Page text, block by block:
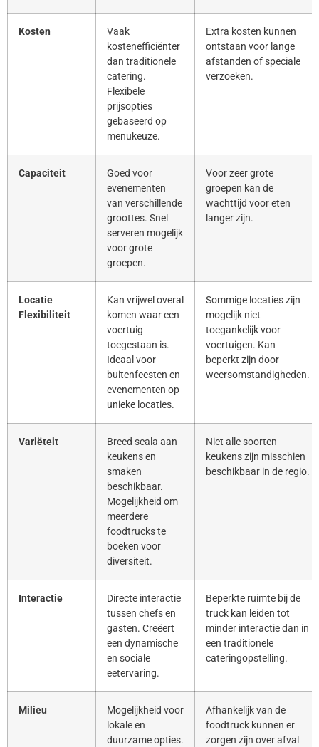
Kosten
Vaak
kostenefficiënter
dan traditionele
catering.
Flexibele
prijsopties
gebaseerd op
menukeuze.
Extra kosten kunnen
ontstaan voor lange
afstanden of speciale
verzoeken.
Capaciteit
Goed voor
evenementen
van verschillende
groottes. Snel
serveren mogelijk
voor grote
groepen.
Voor zeer grote
groepen kan de
wachttijd voor eten
langer zijn.
Locatie
Flexibiliteit
Kan vrijwel overal
komen waar een
voertuig
toegestaan is.
Ideaal voor
buitenfeesten en
evenementen op
unieke locaties.
Sommige locaties zijn
mogelijk niet
toegankelijk voor
voertuigen. Kan
beperkt zijn door
weersomstandigheden.
Variëteit
Breed scala aan
keukens en
smaken
beschikbaar.
Mogelijkheid om
meerdere
foodtrucks te
boeken voor
diversiteit.
Niet alle soorten
keukens zijn misschien
beschikbaar in de regio.
Interactie
Directe interactie
tussen chefs en
gasten. Creëert
een dynamische
en sociale
eetervaring.
Beperkte ruimte bij de
truck kan leiden tot
minder interactie dan in
een traditionele
cateringopstelling.
Milieu
Mogelijkheid voor
lokale en
duurzame opties.
Afhankelijk van de
foodtruck kunnen er
zorgen zijn over afval